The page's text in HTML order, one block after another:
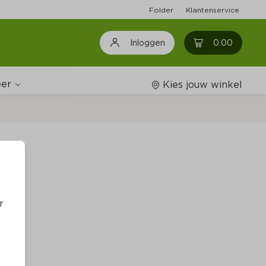
Folder Klantenservice
Inloggen 0.00 0
Kies jouw winkel